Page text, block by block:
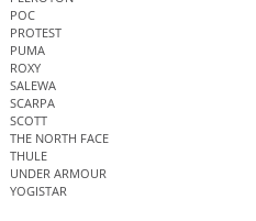
POC
PROTEST
PUMA
ROXY
SALEWA
SCARPA
SCOTT
THE NORTH FACE
THULE
UNDER ARMOUR
YOGISTAR